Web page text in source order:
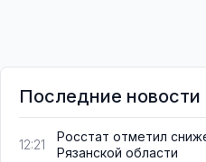
Последние новости
12:21
Росстат отметил
Рязанской области